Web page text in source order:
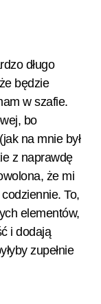
długo
będzie
w szafie.
bo
na mnie był
z naprawdę
że mi
To,
elementów,
i dodają
zupełnie